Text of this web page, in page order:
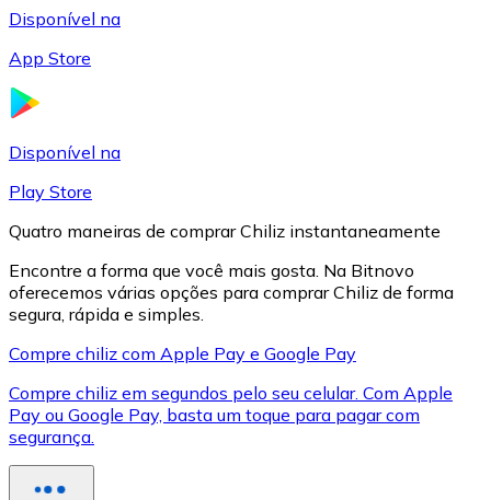
XRP
XRP
Disponível na
App Store
Disponível na
Play Store
Quatro maneiras de comprar Chiliz instantaneamente
Encontre a forma que você mais gosta. Na Bitnovo
oferecemos várias opções para comprar Chiliz de forma
segura, rápida e simples.
Compre chiliz com Apple Pay e Google Pay
Compre chiliz em segundos pelo seu celular. Com Apple
Pay ou Google Pay, basta um toque para pagar com
segurança.